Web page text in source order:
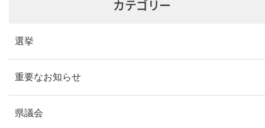
カテゴリー
選挙
重要なお知らせ
県議会